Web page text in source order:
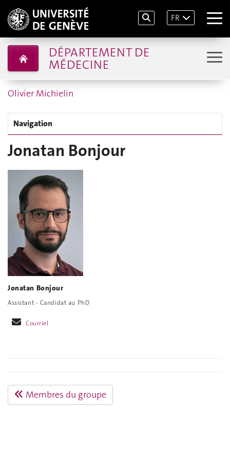
FR
DÉPARTEMENT DE
MÉDECINE
Olivier Michielin
Navigation
Jonatan Bonjour
Jonatan Bonjour
Assistant - Candidat au PhD
Courriel
Membres du groupe